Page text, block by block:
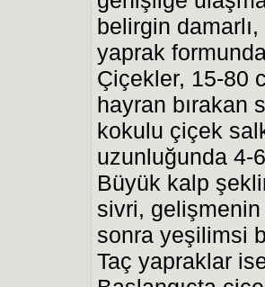
belirgin damarlı,
yaprak
Çiçekler, 15-80
hayran bırakan
kokulu çiçek
uzunluğunda 4-
Büyük kalp
sivri, gelişmenin
sonra yeşilimsi
Taç yapraklar